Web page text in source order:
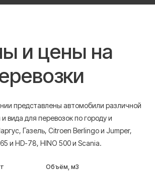
и цены на
представлены автомобили различной
вида для перевозок по городу и
Газель, Citroen Berlingo и Jumper,
и HD-78, HINO 500 и Scania.
Объём, м3